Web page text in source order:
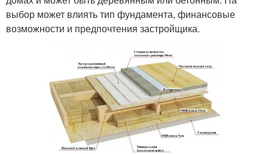
выбор может влиять тип фундамента, финансовые
возможности и предпочтения застройщика.